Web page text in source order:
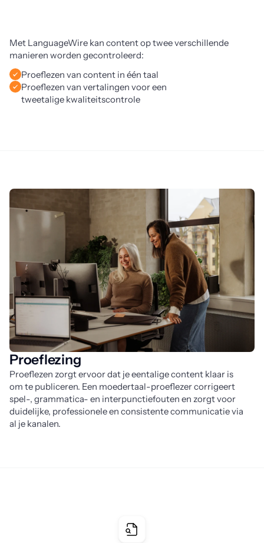
Met LanguageWire kan content op twee verschillende
manieren worden gecontroleerd:
Proeflezen van content in één taal
Proeflezen van vertalingen voor een
tweetalige kwaliteitscontrole
Proeflezing
Proeflezen zorgt ervoor dat je eentalige content klaar is
om te publiceren. Een moedertaal-proeflezer corrigeert
spel-, grammatica- en interpunctiefouten en zorgt voor
duidelijke, professionele en consistente communicatie via
al je kanalen.